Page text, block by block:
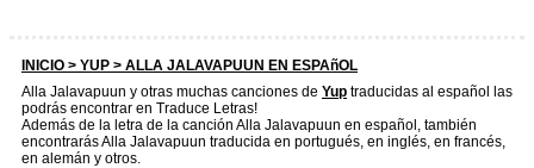
INICIO > YUP > ALLA JALAVAPUUN EN ESPAñOL
Alla Jalavapuun y otras muchas canciones de Yup traducidas al español las
podrás encontrar en Traduce Letras!
Además de la letra de la canción Alla Jalavapuun en español, también
encontrarás Alla Jalavapuun traducida en portugués, en inglés, en francés,
en alemán y otros.